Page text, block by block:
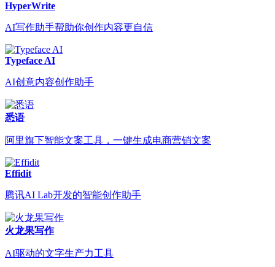
HyperWrite
AI写作助手帮助你创作内容更自信
Typeface AI
AI创意内容创作助手
悉语
阿里旗下智能文案工具，一键生成电商营销文案
Effidit
腾讯AI Lab开发的智能创作助手
火龙果写作
AI驱动的文字生产力工具